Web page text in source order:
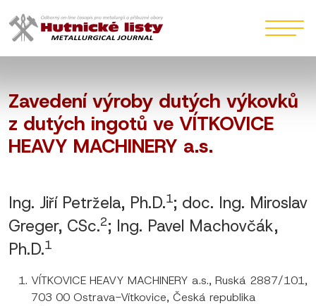
Zavedení výroby dutých výkovků
z dutých ingotů ve VÍTKOVICE
HEAVY MACHINERY a.s.
Ing. Jiří Petržela, Ph.D.1; doc. Ing. Miroslav
Greger, CSc.2; Ing. Pavel Machovčák,
Ph.D.1
VÍTKOVICE HEAVY MACHINERY a.s., Ruská 2887/101,
703 00 Ostrava-Vítkovice, Česká republika